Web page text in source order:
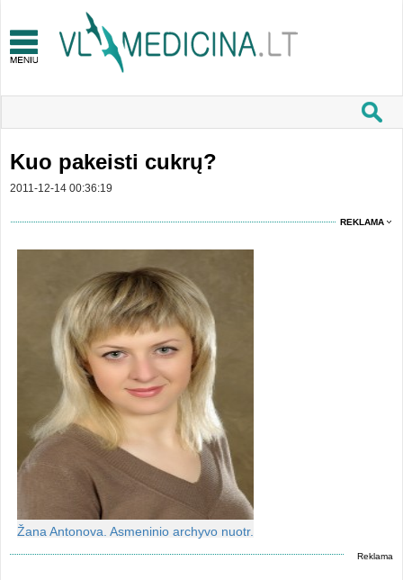
Kuo pakeisti cukrų?
2011-12-14 00:36:19
REKLAMA
Žana Antonova. Asmeninio archyvo nuotr.
Reklama